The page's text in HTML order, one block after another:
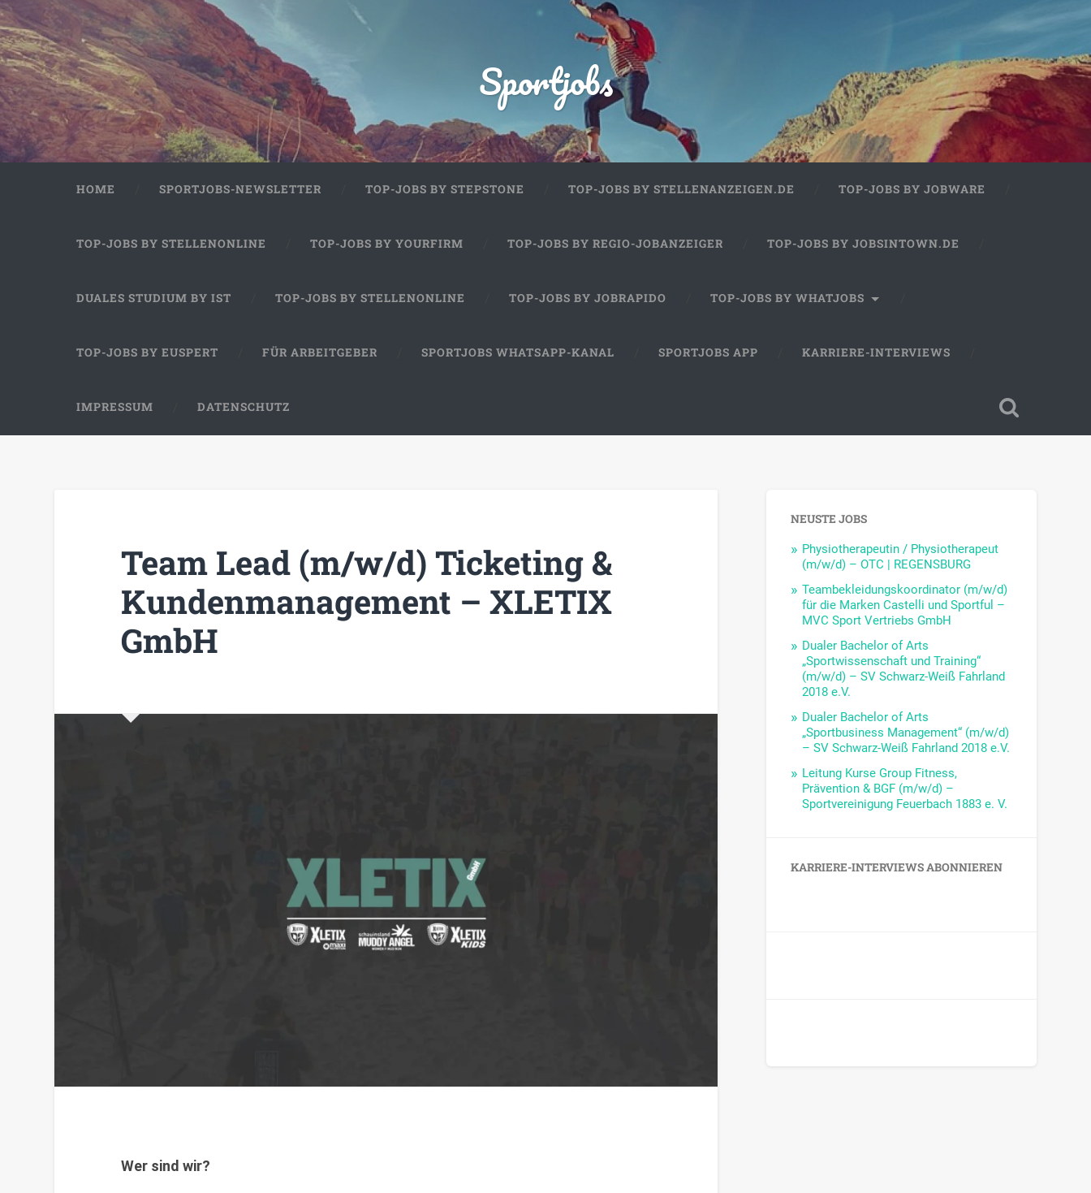
Sportjobs
HOME SPORTJOBS-NEWSLETTER TOP-JOBS BY STEPSTONE TOP-JOBS BY STELLENANZEIGEN.DE TOP-JOBS BY JOBWARE
TOP-JOBS BY STELLENONLINE TOP-JOBS BY YOURFIRM TOP-JOBS BY REGIO-JOBANZEIGER TOP-JOBS BY JOBSINTOWN.DE
DUALES STUDIUM BY IST TOP-JOBS BY STELLENONLINE TOP-JOBS BY JOBRAPIDO TOP-JOBS BY WHATJOBS
TOP-JOBS BY EUSPERT FÜR ARBEITGEBER SPORTJOBS WHATSAPP-KANAL SPORTJOBS APP KARRIERE-INTERVIEWS
IMPRESSUM DATENSCHUTZ
Team Lead (m/w/d) Ticketing &
Kundenmanagement – XLETIX
GmbH
Wer sind wir?
NEUSTE JOBS
Physiotherapeutin / Physiotherapeut
(m/w/d) – OTC | REGENSBURG
Teambekleidungskoordinator (m/w/d)
für die Marken Castelli und Sportful –
MVC Sport Vertriebs GmbH
Dualer Bachelor of Arts
„Sportwissenschaft und Training“
(m/w/d) – SV Schwarz-Weiß Fahrland
2018 e.V.
Dualer Bachelor of Arts
„Sportbusiness Management“ (m/w/d)
– SV Schwarz-Weiß Fahrland 2018 e.V.
Leitung Kurse Group Fitness,
Prävention & BGF (m/w/d) –
Sportvereinigung Feuerbach 1883 e. V.
KARRIERE-INTERVIEWS ABONNIEREN